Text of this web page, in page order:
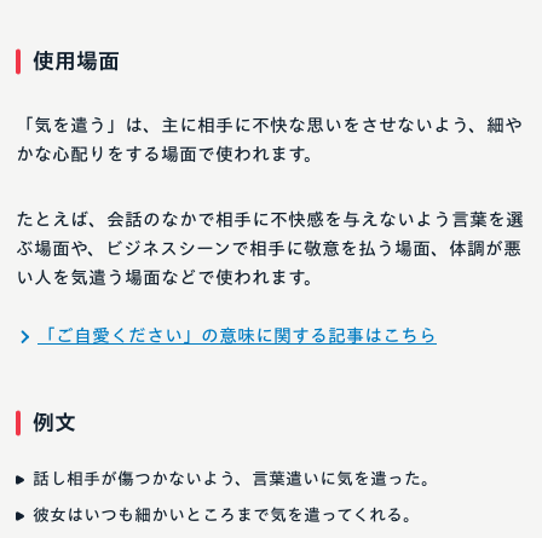
使用場面
「気を遣う」は、主に相手に不快な思いをさせないよう、細や
かな心配りをする場面で使われます。
たとえば、会話のなかで相手に不快感を与えないよう言葉を選
ぶ場面や、ビジネスシーンで相手に敬意を払う場面、体調が悪
い人を気遣う場面などで使われます。
「ご自愛ください」の意味に関する記事はこちら
例文
話し相手が傷つかないよう、言葉遣いに気を遣った。
彼女はいつも細かいところまで気を遣ってくれる。